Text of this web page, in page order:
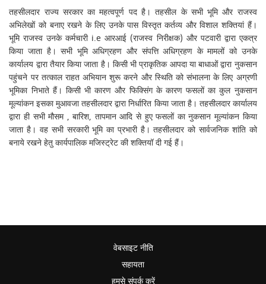
तहसीलदार राज्य सरकार का महत्वपूर्ण पद है। तहसील के सभी भूमि और राजस्व
अभिलेखों को बनाए रखने के लिए उनके पास विस्तृत कर्तव्य और विशाल शक्तियां हैं।
भूमि राजस्व उनके कर्मचारी i.e आरआई (राजस्व निरीक्षक) और पटवारी द्वारा एकत्र
किया जाता है। सभी भूमि अधिग्रहण और संपत्ति अधिग्रहण के मामलों को उनके
कार्यालय द्वारा तैयार किया जाता है। किसी भी प्राकृतिक आपदा या बाधाओं द्वारा नुकसान
पहुंचने पर तत्काल राहत अभियान शुरू करने और स्थिति को संभालना के लिए अग्रणी
भूमिका निभाते हैं। किसी भी कारण और फिक्सिंग के कारण फसलों का कुल नुकसान
मूल्यांकन इसका मुआवजा तहसीलदार द्वारा निर्धारित किया जाता है। तहसीलदार कार्यालय
द्वारा ही सभी मौसम , बारिश, तापमान आदि से हुए फसलों का नुकसान मूल्यांकन किया
जाता है। वह सभी सरकारी भूमि का प्रभारी है। तहसीलदार को सार्वजनिक शांति को
बनाये रखने हेतु कार्यपालिक मजिस्ट्रेट की शक्तियॉ दी गई हैं।
वेबसाइट नीति
सहायता
हमसे संपर्क करें